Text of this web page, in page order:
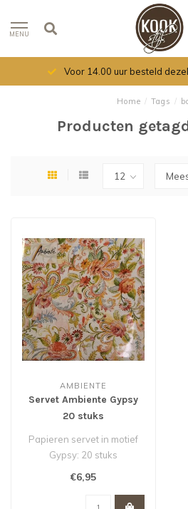
MENU
Voor 14.00 uur besteld
Home / Tags /
Producten
AMBIENTE
Servet Ambiente Gypsy
20 stuks
Papieren servet in motief
Gypsy: 20 stuks
€6,95